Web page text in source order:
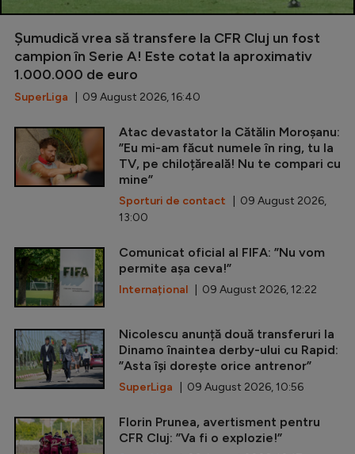
Șumudică vrea să transfere la CFR Cluj un fost
campion în Serie A! Este cotat la aproximativ
1.000.000 de euro
SuperLiga | 09 August 2026, 16:40
Atac devastator la Cătălin Moroșanu:
”Eu mi-am făcut numele în ring, tu la
TV, pe chiloțăreală! Nu te compari cu
mine”
Sporturi de contact | 09 August 2026,
13:00
Comunicat oficial al FIFA: ”Nu vom
permite așa ceva!”
Internațional | 09 August 2026, 12:22
Nicolescu anunță două transferuri la
Dinamo înaintea derby-ului cu Rapid:
”Asta își dorește orice antrenor”
SuperLiga | 09 August 2026, 10:56
Florin Prunea, avertisment pentru
CFR Cluj: ”Va fi o explozie!”